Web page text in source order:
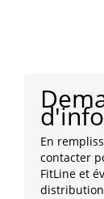
En
contacter
FitLine et